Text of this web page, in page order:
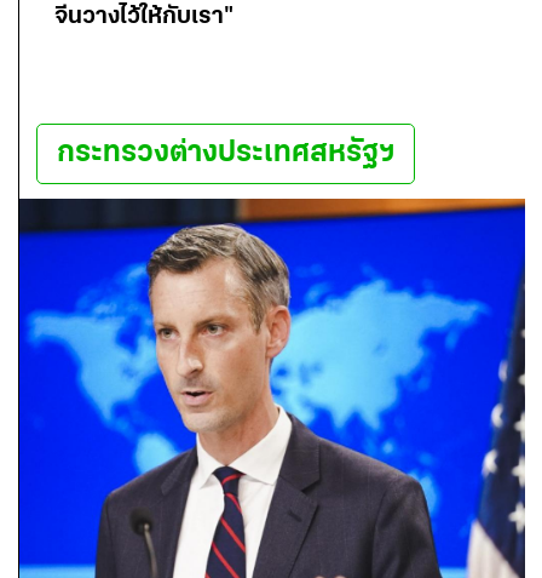
จีนวางไว้ให้กับเรา"
กระทรวงต่างประเทศสหรัฐฯ